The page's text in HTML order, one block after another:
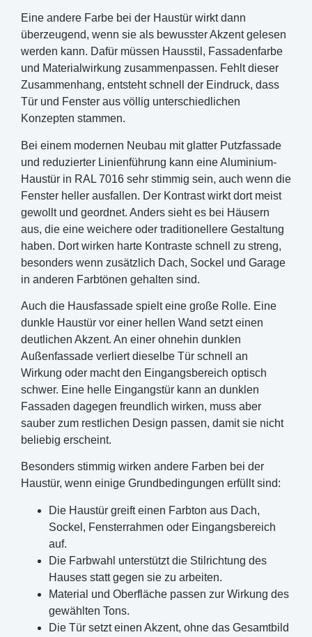
Eine andere Farbe bei der Haustür wirkt dann
überzeugend, wenn sie als bewusster Akzent gelesen
werden kann. Dafür müssen Hausstil, Fassadenfarbe
und Materialwirkung zusammenpassen. Fehlt dieser
Zusammenhang, entsteht schnell der Eindruck, dass
Tür und Fenster aus völlig unterschiedlichen
Konzepten stammen.
Bei einem modernen Neubau mit glatter Putzfassade
und reduzierter Linienführung kann eine Aluminium-
Haustür in RAL 7016 sehr stimmig sein, auch wenn die
Fenster heller ausfallen. Der Kontrast wirkt dort meist
gewollt und geordnet. Anders sieht es bei Häusern
aus, die eine weichere oder traditionellere Gestaltung
haben. Dort wirken harte Kontraste schnell zu streng,
besonders wenn zusätzlich Dach, Sockel und Garage
in anderen Farbtönen gehalten sind.
Auch die Hausfassade spielt eine große Rolle. Eine
dunkle Haustür vor einer hellen Wand setzt einen
deutlichen Akzent. An einer ohnehin dunklen
Außenfassade verliert dieselbe Tür schnell an
Wirkung oder macht den Eingangsbereich optisch
schwer. Eine helle Eingangstür kann an dunklen
Fassaden dagegen freundlich wirken, muss aber
sauber zum restlichen Design passen, damit sie nicht
beliebig erscheint.
Besonders stimmig wirken andere Farben bei der
Haustür, wenn einige Grundbedingungen erfüllt sind:
Die Haustür greift einen Farbton aus Dach,
Sockel, Fensterrahmen oder Eingangsbereich
auf.
Die Farbwahl unterstützt die Stilrichtung des
Hauses statt gegen sie zu arbeiten.
Material und Oberfläche passen zur Wirkung des
gewählten Tons.
Die Tür setzt einen Akzent, ohne das Gesamtbild